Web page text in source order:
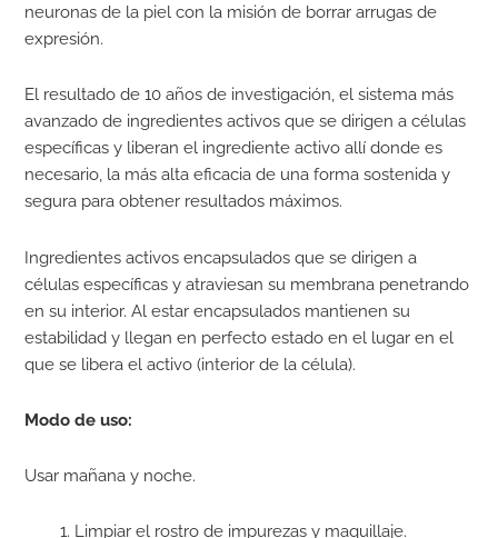
neuronas de la piel con la misión de borrar arrugas de
expresión.
El resultado de 10 años de investigación, el sistema más
avanzado de ingredientes activos que se dirigen a células
específicas y liberan el ingrediente activo allí donde es
necesario, la más alta eficacia de una forma sostenida y
segura para obtener resultados máximos.
Ingredientes activos encapsulados que se dirigen a
células específicas y atraviesan su membrana penetrando
en su interior. Al estar encapsulados mantienen su
estabilidad y llegan en perfecto estado en el lugar en el
que se libera el activo (interior de la célula).
Modo de uso:
Usar mañana y noche.
Limpiar el rostro de impurezas y maquillaje.